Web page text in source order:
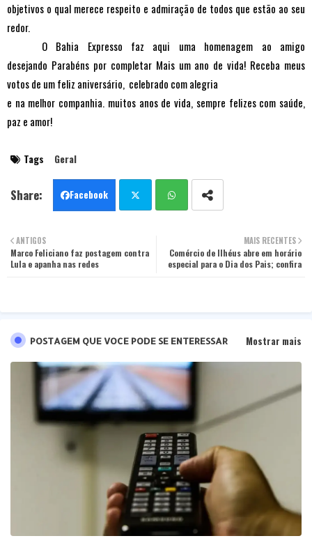
objetivos o qual merece respeito e admiração de todos que estão ao seu
redor.
O Bahia Expresso faz aqui uma homenagem ao amigo
desejando Parabéns por completar Mais um ano de vida! Receba meus
votos de um feliz aniversário, celebrado com alegria
e na melhor companhia. muitos anos de vida, sempre felizes com saúde,
paz e amor!
Tags Geral
Facebook
ter tsa
MAIS RECENTES
Comércio de Ilhéus abre em horário
especial para o Dia dos Pais; confira
ANTIGOS
Marco Feliciano faz postagem contra
Lula e apanha nas redes
POSTAGEM QUE VOCE PODE SE ENTERESSAR Mostrar mais